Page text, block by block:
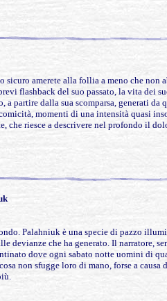
sicuro amerete alla follia a meno che non
flashback del suo passato, la vita dei
a partire dalla sua scomparsa, generati
momenti di una intensità quasi
che riesce a descrivere nel profondo il
Palahniuk è una specie di pazzo
devianze che ha generato. Il narratore,
dove ogni sabato notte uomini di
non sfugge loro di mano, forse a